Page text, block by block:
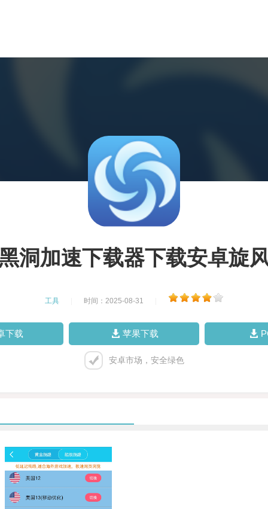
洞加速下载器下载安卓旋
工具 时间：2025-08-31
下载 苹果下载
安卓市场，安全绿色